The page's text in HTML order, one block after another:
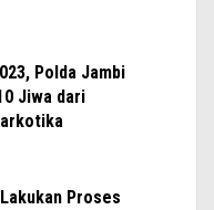
Polda Jambi
Jiwa dari
Proses